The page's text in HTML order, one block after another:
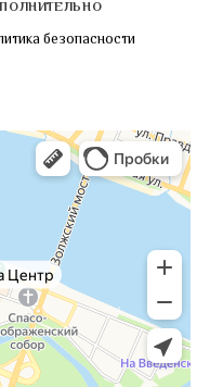
безопасности